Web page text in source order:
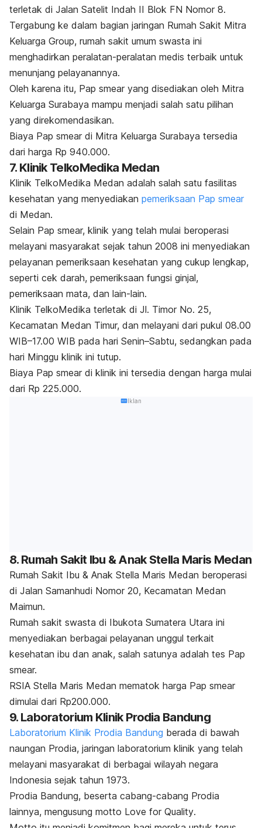
terletak di Jalan Satelit Indah II Blok FN Nomor 8.
Tergabung ke dalam bagian jaringan Rumah Sakit Mitra
Keluarga Group, rumah sakit umum swasta ini
menghadirkan peralatan-peralatan medis terbaik untuk
menunjang pelayanannya.
Oleh karena itu, Pap smear yang disediakan oleh Mitra
Keluarga Surabaya mampu menjadi salah satu pilihan
yang direkomendasikan.
Biaya Pap smear di Mitra Keluarga Surabaya tersedia
dari harga Rp 940.000.
7. Klinik TelkoMedika Medan
Klinik TelkoMedika Medan adalah salah satu fasilitas
kesehatan yang menyediakan pemeriksaan Pap smear
di Medan.
Selain Pap smear, klinik yang telah mulai beroperasi
melayani masyarakat sejak tahun 2008 ini menyediakan
pelayanan pemeriksaan kesehatan yang cukup lengkap,
seperti cek darah, pemeriksaan fungsi ginjal,
pemeriksaan mata, dan lain-lain.
Klinik TelkoMedika terletak di Jl. Timor No. 25,
Kecamatan Medan Timur, dan melayani dari pukul 08.00
WIB–17.00 WIB pada hari Senin–Sabtu, sedangkan pada
hari Minggu klinik ini tutup.
Biaya Pap smear di klinik ini tersedia dengan harga mulai
dari Rp 225.000.
Iklan
8. Rumah Sakit Ibu & Anak Stella Maris Medan
Rumah Sakit Ibu & Anak Stella Maris Medan beroperasi
di Jalan Samanhudi Nomor 20, Kecamatan Medan
Maimun.
Rumah sakit swasta di Ibukota Sumatera Utara ini
menyediakan berbagai pelayanan unggul terkait
kesehatan ibu dan anak, salah satunya adalah tes Pap
smear.
RSIA Stella Maris Medan mematok harga Pap smear
dimulai dari Rp200.000.
9. Laboratorium Klinik Prodia Bandung
Laboratorium Klinik Prodia Bandung berada di bawah
naungan Prodia, jaringan laboratorium klinik yang telah
melayani masyarakat di berbagai wilayah negara
Indonesia sejak tahun 1973.
Prodia Bandung, beserta cabang-cabang Prodia
lainnya, mengusung motto Love for Quality.